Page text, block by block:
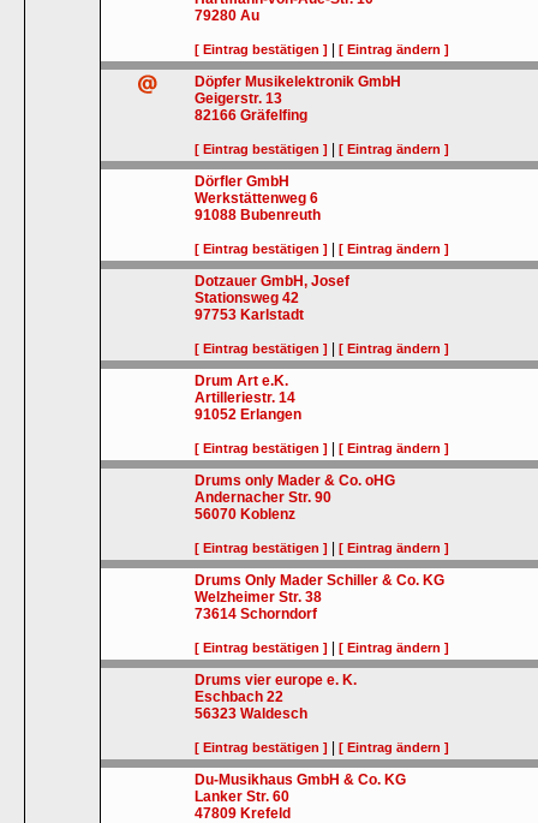
79280 Au
[ Eintrag bestätigen ] |[ Eintrag ändern ]
Döpfer Musikelektronik GmbH
Geigerstr. 13
82166 Gräfelfing
[ Eintrag bestätigen ] |[ Eintrag ändern ]
Dörfler GmbH
Werkstättenweg 6
91088 Bubenreuth
[ Eintrag bestätigen ] |[ Eintrag ändern ]
Dotzauer GmbH, Josef
Stationsweg 42
97753 Karlstadt
[ Eintrag bestätigen ] |[ Eintrag ändern ]
Drum Art e.K.
Artilleriestr. 14
91052 Erlangen
[ Eintrag bestätigen ] |[ Eintrag ändern ]
Drums only Mader & Co. oHG
Andernacher Str. 90
56070 Koblenz
[ Eintrag bestätigen ] |[ Eintrag ändern ]
Drums Only Mader Schiller & Co. KG
Welzheimer Str. 38
73614 Schorndorf
[ Eintrag bestätigen ] |[ Eintrag ändern ]
Drums vier europe e. K.
Eschbach 22
56323 Waldesch
[ Eintrag bestätigen ] |[ Eintrag ändern ]
Du-Musikhaus GmbH & Co. KG
Lanker Str. 60
47809 Krefeld